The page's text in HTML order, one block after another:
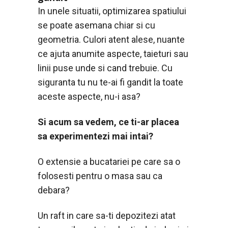
In unele situatii, optimizarea spatiului
se poate asemana chiar si cu
geometria. Culori atent alese, nuante
ce ajuta anumite aspecte, taieturi sau
linii puse unde si cand trebuie. Cu
siguranta tu nu te-ai fi gandit la toate
aceste aspecte, nu-i asa?
Si acum sa vedem, ce ti-ar placea
sa experimentezi mai intai?
O extensie a bucatariei pe care sa o
folosesti pentru o masa sau ca
debara?
Un raft in care sa-ti depozitezi atat